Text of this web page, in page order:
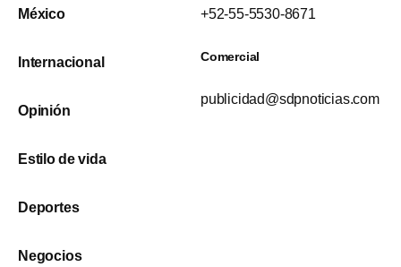
México
Internacional
Opinión
Estilo de vida
Deportes
Negocios
+52-55-5530-8671
Comercial
publicidad@sdpnoticias.com